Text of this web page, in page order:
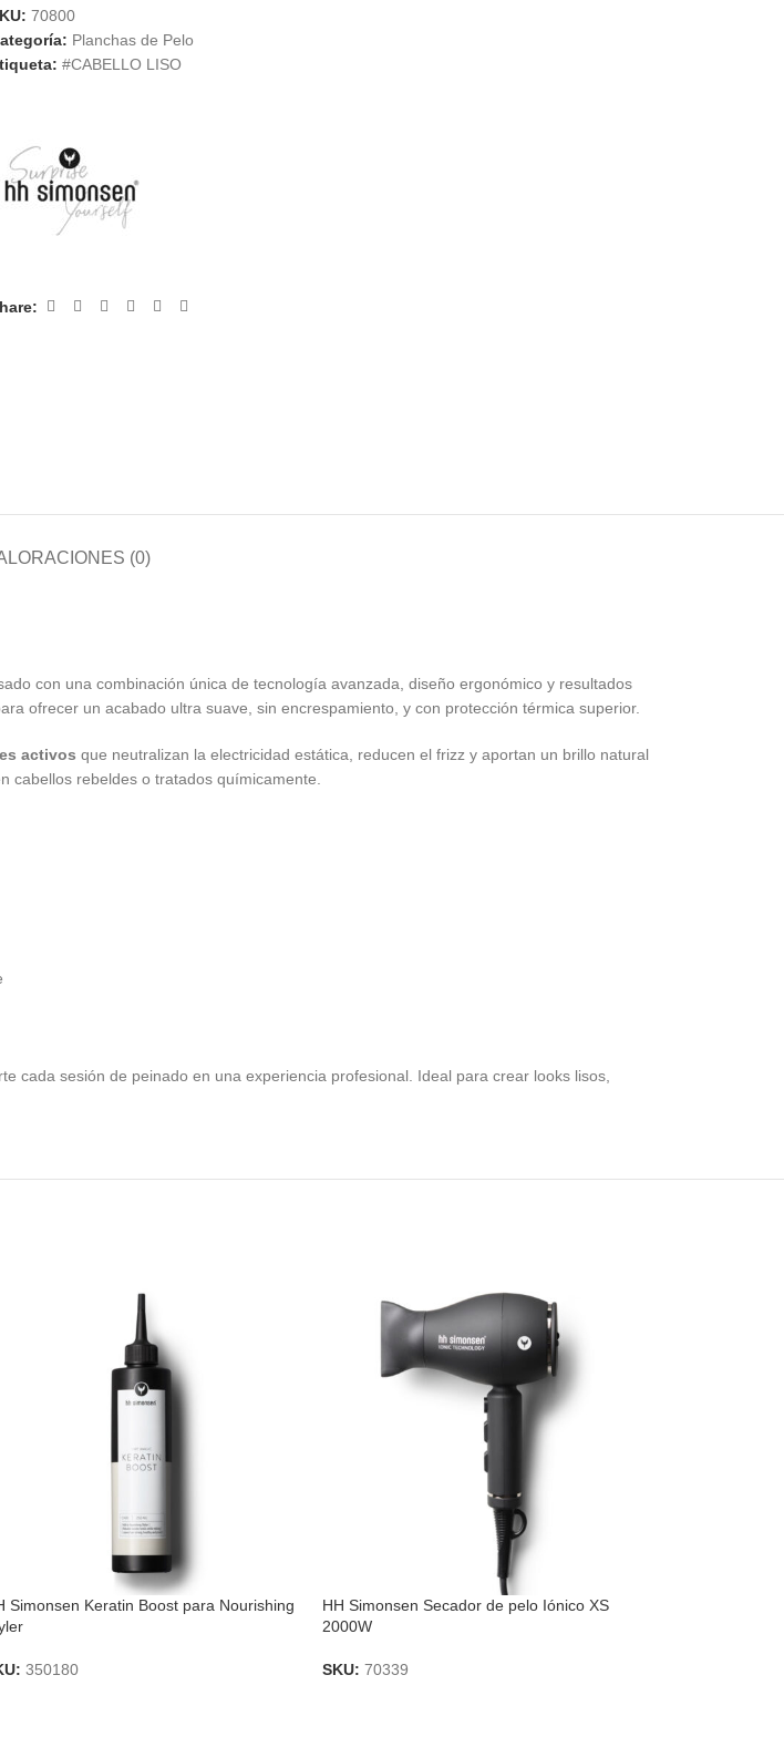
70800
Planchas de Pelo
#CABELLO LISO
(0)
con una combinación única de tecnología avanzada, diseño ergonómico y resultados
ofrecer un acabado ultra suave, sin encrespamiento, y con protección térmica superior.
activos que neutralizan la electricidad estática, reducen el frizz y aportan un brillo natural
cabellos rebeldes o tratados químicamente.
cada sesión de peinado en una experiencia profesional. Ideal para crear looks lisos,
Simonsen Keratin Boost para Nourishing
350180
HH Simonsen Secador de pelo Iónico XS
2000W
SKU: 70339